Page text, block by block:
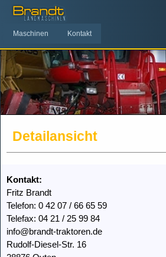
Maschinen Kontakt
Detailansicht
Kontakt:
Fritz Brandt
Telefon: 0 42 07 / 66 65 59
Telefax: 04 21 / 25 99 84
info@brandt-traktoren.de
Rudolf-Diesel-Str. 16